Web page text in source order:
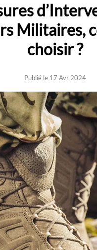
Militaires,
choisir ?
Publié le 17 Avr 2024